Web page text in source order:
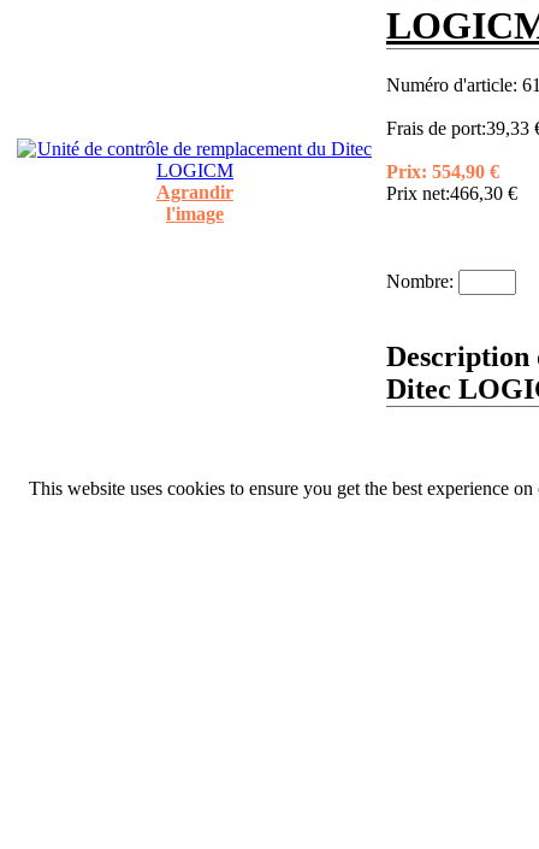
Agrandir
l'image
Numéro d'article:
Frais de port:39,33
Prix: 554,90 €
Prix net:466,30 €
Nombre:
Description
Ditec
This website uses cookies to ensure you get the best experience